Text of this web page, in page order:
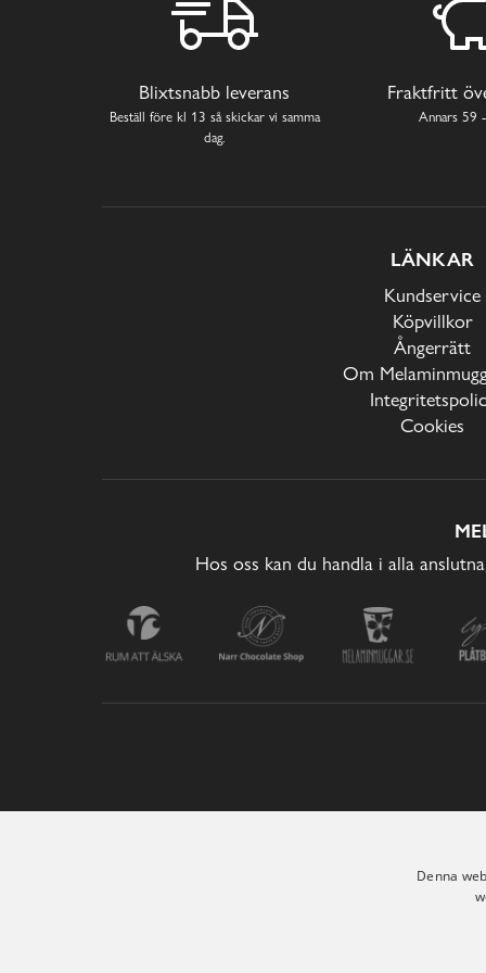
Blixtsnabb leverans
Beställ före kl 13 så skickar vi samma
dag.
Fraktfritt
Annars 59
LÄNKAR
Kundservice
Köpvillkor
Ångerrätt
Om
Cookies
Hos oss kan du handla i alla
Denna